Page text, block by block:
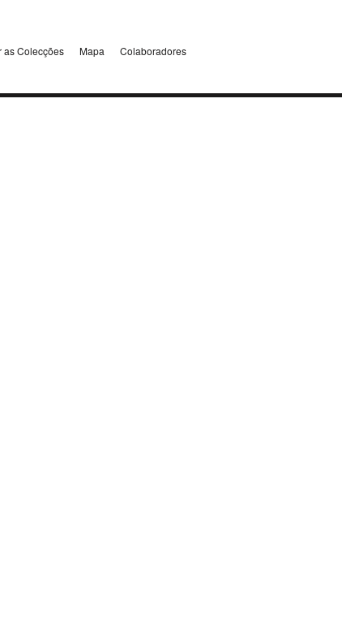
as Colecções Mapa Colaboradores